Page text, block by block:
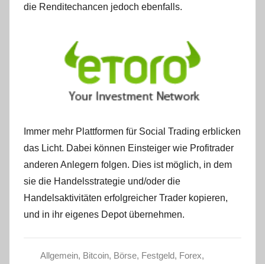
die Renditechancen jedoch ebenfalls.
Immer mehr Plattformen für Social Trading erblicken
das Licht. Dabei können Einsteiger wie Profitrader
anderen Anlegern folgen. Dies ist möglich, in dem
sie die Handelsstrategie und/oder die
Handelsaktivitäten erfolgreicher Trader kopieren,
und in ihr eigenes Depot übernehmen.
Allgemein, Bitcoin, Börse, Festgeld, Forex,